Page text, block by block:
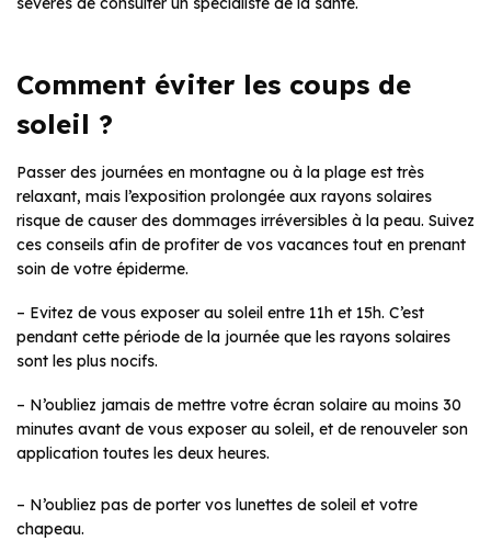
Comment éviter les coups de
soleil ?
Passer des journées en montagne ou à la plage est très
relaxant, mais l’exposition prolongée aux rayons solaires
risque de causer des dommages irréversibles à la peau. Suivez
ces conseils afin de profiter de vos vacances tout en prenant
soin de votre épiderme.
– Evitez de vous exposer au soleil entre 11h et 15h. C’est
pendant cette période de la journée que les rayons solaires
sont les plus nocifs.
– N’oubliez jamais de mettre votre écran solaire au moins 30
minutes avant de vous exposer au soleil, et de renouveler son
application toutes les deux heures.
– N’oubliez pas de porter vos lunettes de soleil et votre
chapeau.